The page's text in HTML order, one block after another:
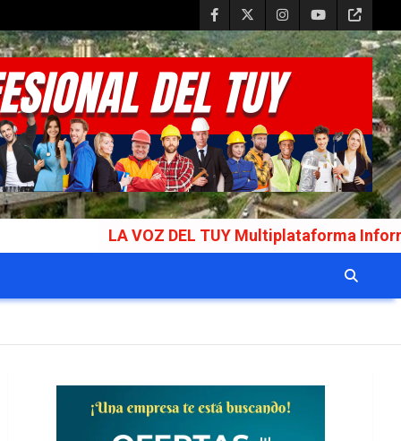
LA VOZ DEL TUY Multiplataforma Informativa